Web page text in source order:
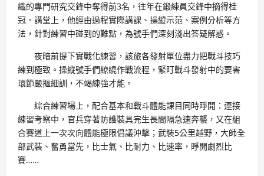
織的專門研究交鋒中奪得前3名，往年在鍛練員交鋒中摘得桂
冠。講堂上，他經由過程實際講課、操縱示范、案例分析等方
法，針對練習中碰到的難點，為號手們深刻淺出答疑解惑。
夜暗前提下實戰化練習，該旅各發射單位盡力把戰斗技巧
練到極致。操縱號手們繚繞作戰流程，緊盯戰斗發射中的要害
環節嚴摳細訓，不竭練強才能。
綜合練習場上，配合基本和戰斗體能課目同時睜開：連接
練習考察中，官兵穿著防護裝具完生長間隔急速奔襲，又在組
合賽道上一次次向體能極限倡議沖擊；武裝5公里越野，大師全
部武裝、奮勇當先，比士氣、比耐力、比速率，睜開劇烈比
賽……